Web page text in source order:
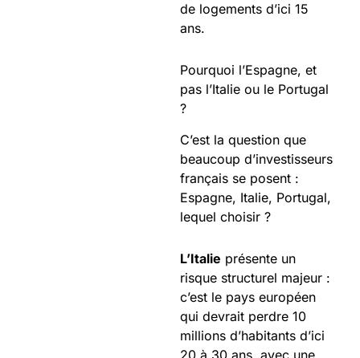
de logements d’ici 15
ans.
Pourquoi l’Espagne, et
pas l’Italie ou le Portugal
?
C’est la question que
beaucoup d’investisseurs
français se posent :
Espagne, Italie, Portugal,
lequel choisir ?
L’Italie présente un
risque structurel majeur :
c’est le pays européen
qui devrait perdre 10
millions d’habitants d’ici
20 à 30 ans, avec une